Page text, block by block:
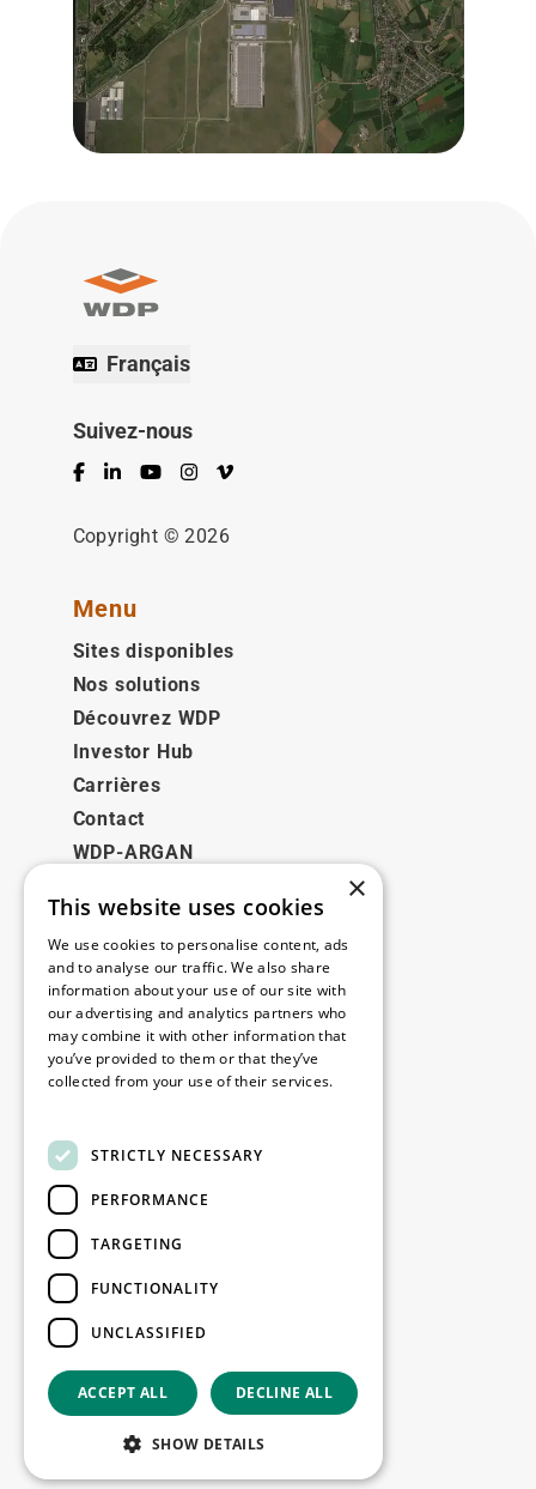
Français
Suivez-nous
Facebook
LinkedInYouTubeInstagram
Vimeo
Copyright © 2026
Menu
Sites disponibles
Nos solutions
Découvrez WDP
Investor Hub
Carrières
Contact
WDP-ARGAN
Juridique
Disclaimer
Politique de confidentialité
Cookie Policy
Contact
Restez informé
Restez à jour : inscrivez-vous à nos
newsletters Marketing
Copyright © 2026
×
This website uses cookies
We use cookies to personalise content, ads
and to analyse our traffic. We also share
information about your use of our site with
our advertising and analytics partners who
may combine it with other information that
you’ve provided to them or that they’ve
collected from your use of their services.
STRICTLY NECESSARY
PERFORMANCE
TARGETING
FUNCTIONALITY
UNCLASSIFIED
ACCEPT ALL DECLINE ALL
SHOW DETAILS